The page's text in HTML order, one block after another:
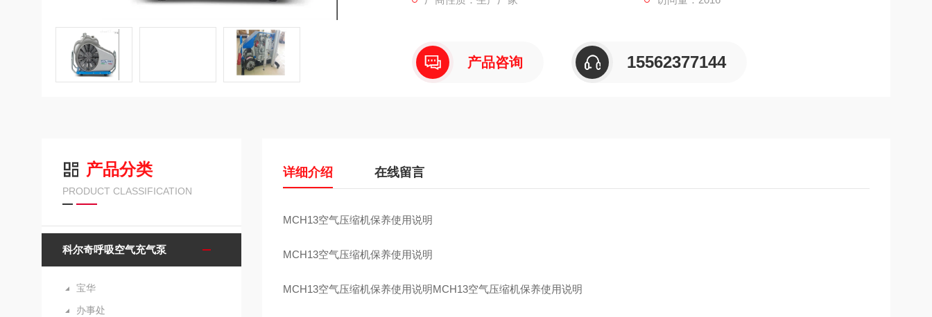
重量 （Kg） 99
产品咨询 15562377144
产品分类
PRODUCT CLASSIFICATION
科尔奇呼吸空气充气泵
宝华
办事处
详细介绍 在线留言
MCH13空气压缩机保养使用说明
MCH13空气压缩机保养使用说明
MCH13空气压缩机保养使用说明MCH13空气压缩机保养使用说明